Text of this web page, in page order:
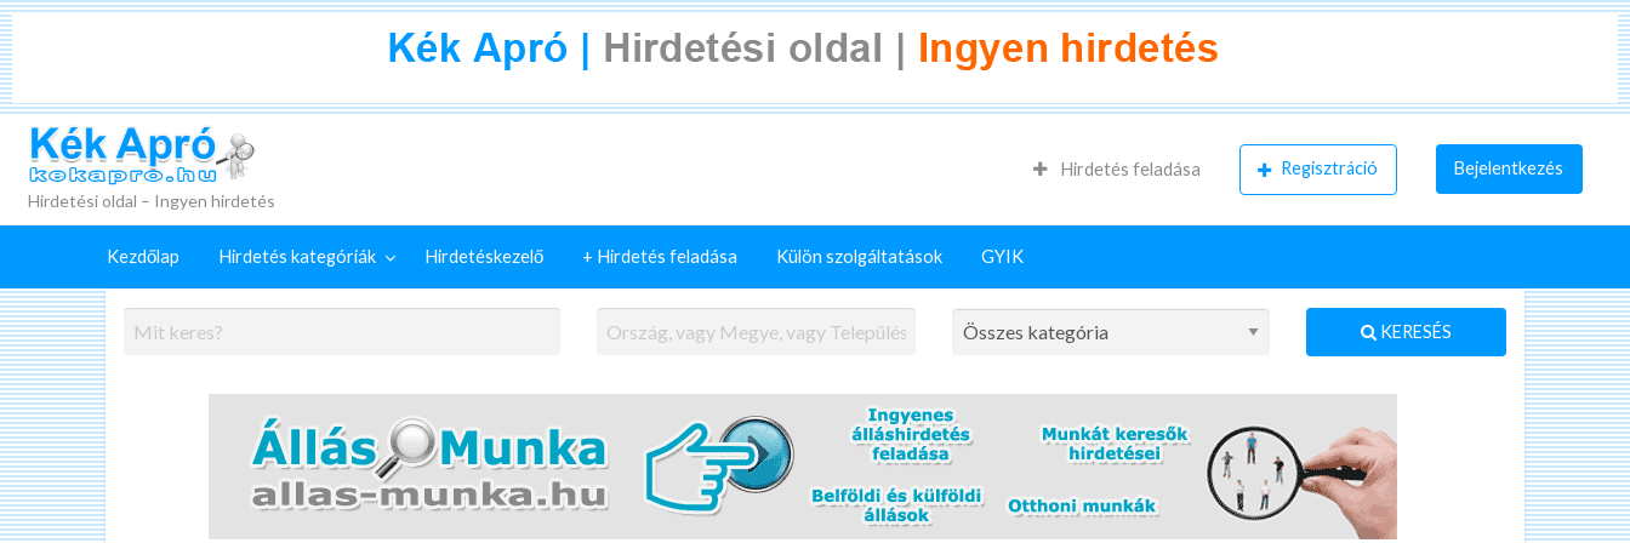
+
Hirdetés
feladása
Hirdetési oldal – Ingyen hirdetés
Hirdetés feladása Regisztráció Bejelentkezés
Kezdőlap Hirdetés kategóriák Hirdetéskezelő + Hirdetés feladása Külön szolgáltatások GYIK
KERESÉS